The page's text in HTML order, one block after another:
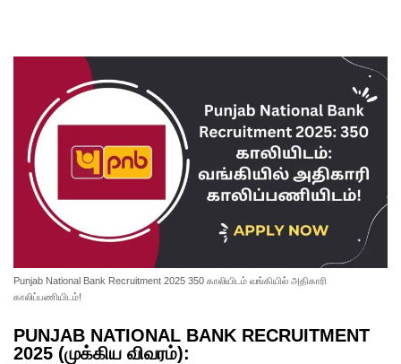
Punjab National Bank Recruitment 2025 350 காலியிடம் வங்கியில் அதிகாரி
காலிப்பணியிடம்!
PUNJAB NATIONAL BANK RECRUITMENT
2025 (முக்கிய விவரம்):